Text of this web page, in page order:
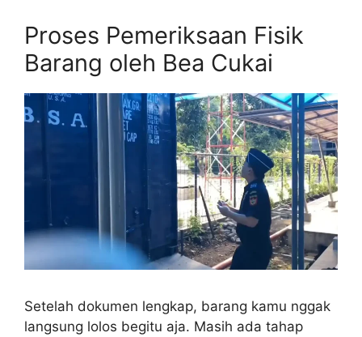
Proses Pemeriksaan Fisik
Barang oleh Bea Cukai
Setelah dokumen lengkap, barang kamu nggak
langsung lolos begitu aja. Masih ada tahap